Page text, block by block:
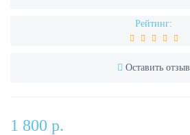
Рейтинг:
Оставить отзыв
1 800 р.